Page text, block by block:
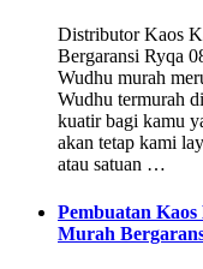
Distributor Kaos
Bergaransi Ryqa
Wudhu murah
Wudhu termurah
kuatir bagi kamu
akan tetap kami
atau satuan …
Pembuatan
Murah